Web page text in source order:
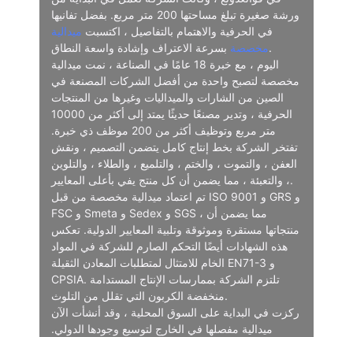
ورشة صغيرة تبلغ مساحتها 200 متر مربع. بفضل تفانيها
في الحرفية والاهتمام بالتفاصيل ، اكتسبت ميدالية
مخصصةبسرعة الاعتراف وإشادة واسعة النطاق.
اليوم ، مع خبرة 18 عامًا في الصناعة ، نمت ميدالية
مخصصة لتصبح واحدة من أفضل الشركات المصنعة في
الصين من الشارات والميداليات وغيرها من المنتجات
الحرفية ، وتدير مصنعًا حديثًا يمتد إلى أكثر من 10000
متر مربع وتوظيف أكثر من 200 موظف ذي خبرة.
تفتخر الشركة بخط إنتاج كامل يتضمن التصميم ، ونقش
العفن ، والتموت ، والختم ، والتلميع ، والطلاء ، والتلوين
، والتعبئة ، مما يضمن أن كل منتج يفي بأعلى المعايير.
تم اعتماد ميدالية مخصصة من قبل ISO 9001 و GRS و
FSC و Smeta و Sedex و SGS ، مما يضمن أن
منتجاتها مستقرة وموثوقة وتلبية المعايير الدولية. تعكس
هذه الشهادات أيضًا التحكم الصارم للشركة في المواد
الخام للامتثال لمتطلبات المعادن الثقيلة EN71-3 و
CPSIA. تلتزم الشركة بممارسات الإنتاج المستدامة
منخفضة الكربون التي تقلل من التلوث.
ركزت في البداية على السوق المحلية ، وقد أنشأت الآن
ميدالية مفصلها في الخارج لتوسيع وجودها الدولي.